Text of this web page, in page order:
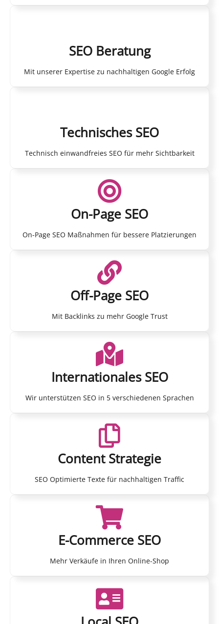
SEO Beratung
Mit unserer Expertise zu nachhaltigen Google Erfolg
Technisches SEO
Technisch einwandfreies SEO für mehr Sichtbarkeit
On-Page SEO
On-Page SEO Maßnahmen für bessere Platzierungen
Off-Page SEO
Mit Backlinks zu mehr Google Trust
Internationales SEO
Wir unterstützen SEO in 5 verschiedenen Sprachen
Content Strategie
SEO Optimierte Texte für nachhaltigen Traffic
E-Commerce SEO
Mehr Verkäufe in Ihren Online-Shop